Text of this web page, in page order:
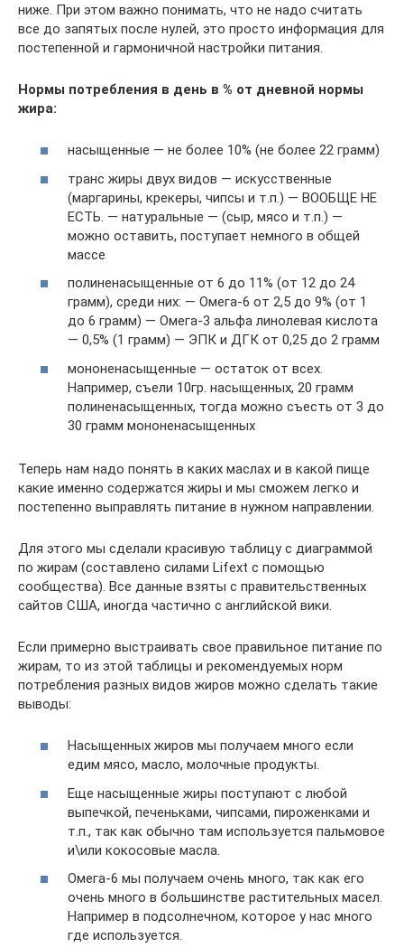
ниже. При этом важно понимать, что не надо считать
все до запятых после нулей, это просто информация для
постепенной и гармоничной настройки питания.
Нормы потребления в день в % от дневной нормы
жира:
насыщенные — не более 10% (не более 22 грамм)
транс жиры двух видов — искусственные
(маргарины, крекеры, чипсы и т.п.) — ВООБЩЕ НЕ
ЕСТЬ. — натуральные — (сыр, мясо и т.п.) —
можно оставить, поступает немного в общей
массе
полиненасыщенные от 6 до 11% (от 12 до 24
грамм), среди них: — Омега-6 от 2,5 до 9% (от 1
до 6 грамм) — Омега-3 альфа линолевая кислота
— 0,5% (1 грамм) — ЭПК и ДГК от 0,25 до 2 грамм
мононенасыщенные — остаток от всех.
Например, съели 10гр. насыщенных, 20 грамм
полиненасыщенных, тогда можно съесть от 3 до
30 грамм мононенасыщенных
Теперь нам надо понять в каких маслах и в какой пище
какие именно содержатся жиры и мы сможем легко и
постепенно выправлять питание в нужном направлении.
Для этого мы сделали красивую таблицу с диаграммой
по жирам (составлено силами Lifext с помощью
сообщества). Все данные взяты с правительственных
сайтов США, иногда частично с английской вики.
Если примерно выстраивать свое правильное питание по
жирам, то из этой таблицы и рекомендуемых норм
потребления разных видов жиров можно сделать такие
выводы:
Насыщенных жиров мы получаем много если
едим мясо, масло, молочные продукты.
Еще насыщенные жиры поступают с любой
выпечкой, печеньками, чипсами, пироженками и
т.п., так как обычно там используется пальмовое
и\или кокосовые масла.
Омега-6 мы получаем очень много, так как его
очень много в большинстве растительных масел.
Например в подсолнечном, которое у нас много
где используется.